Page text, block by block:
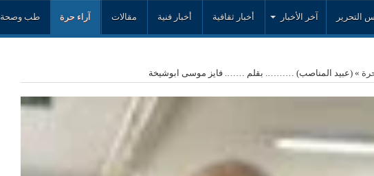
التحرير آخر الأخبار أخبار ثقافية أخبار فنية مقالات آراء حرة طب وصحة
»(عبيد المناصب) ………. بقلم ……. فايز موسى ابوشيخة